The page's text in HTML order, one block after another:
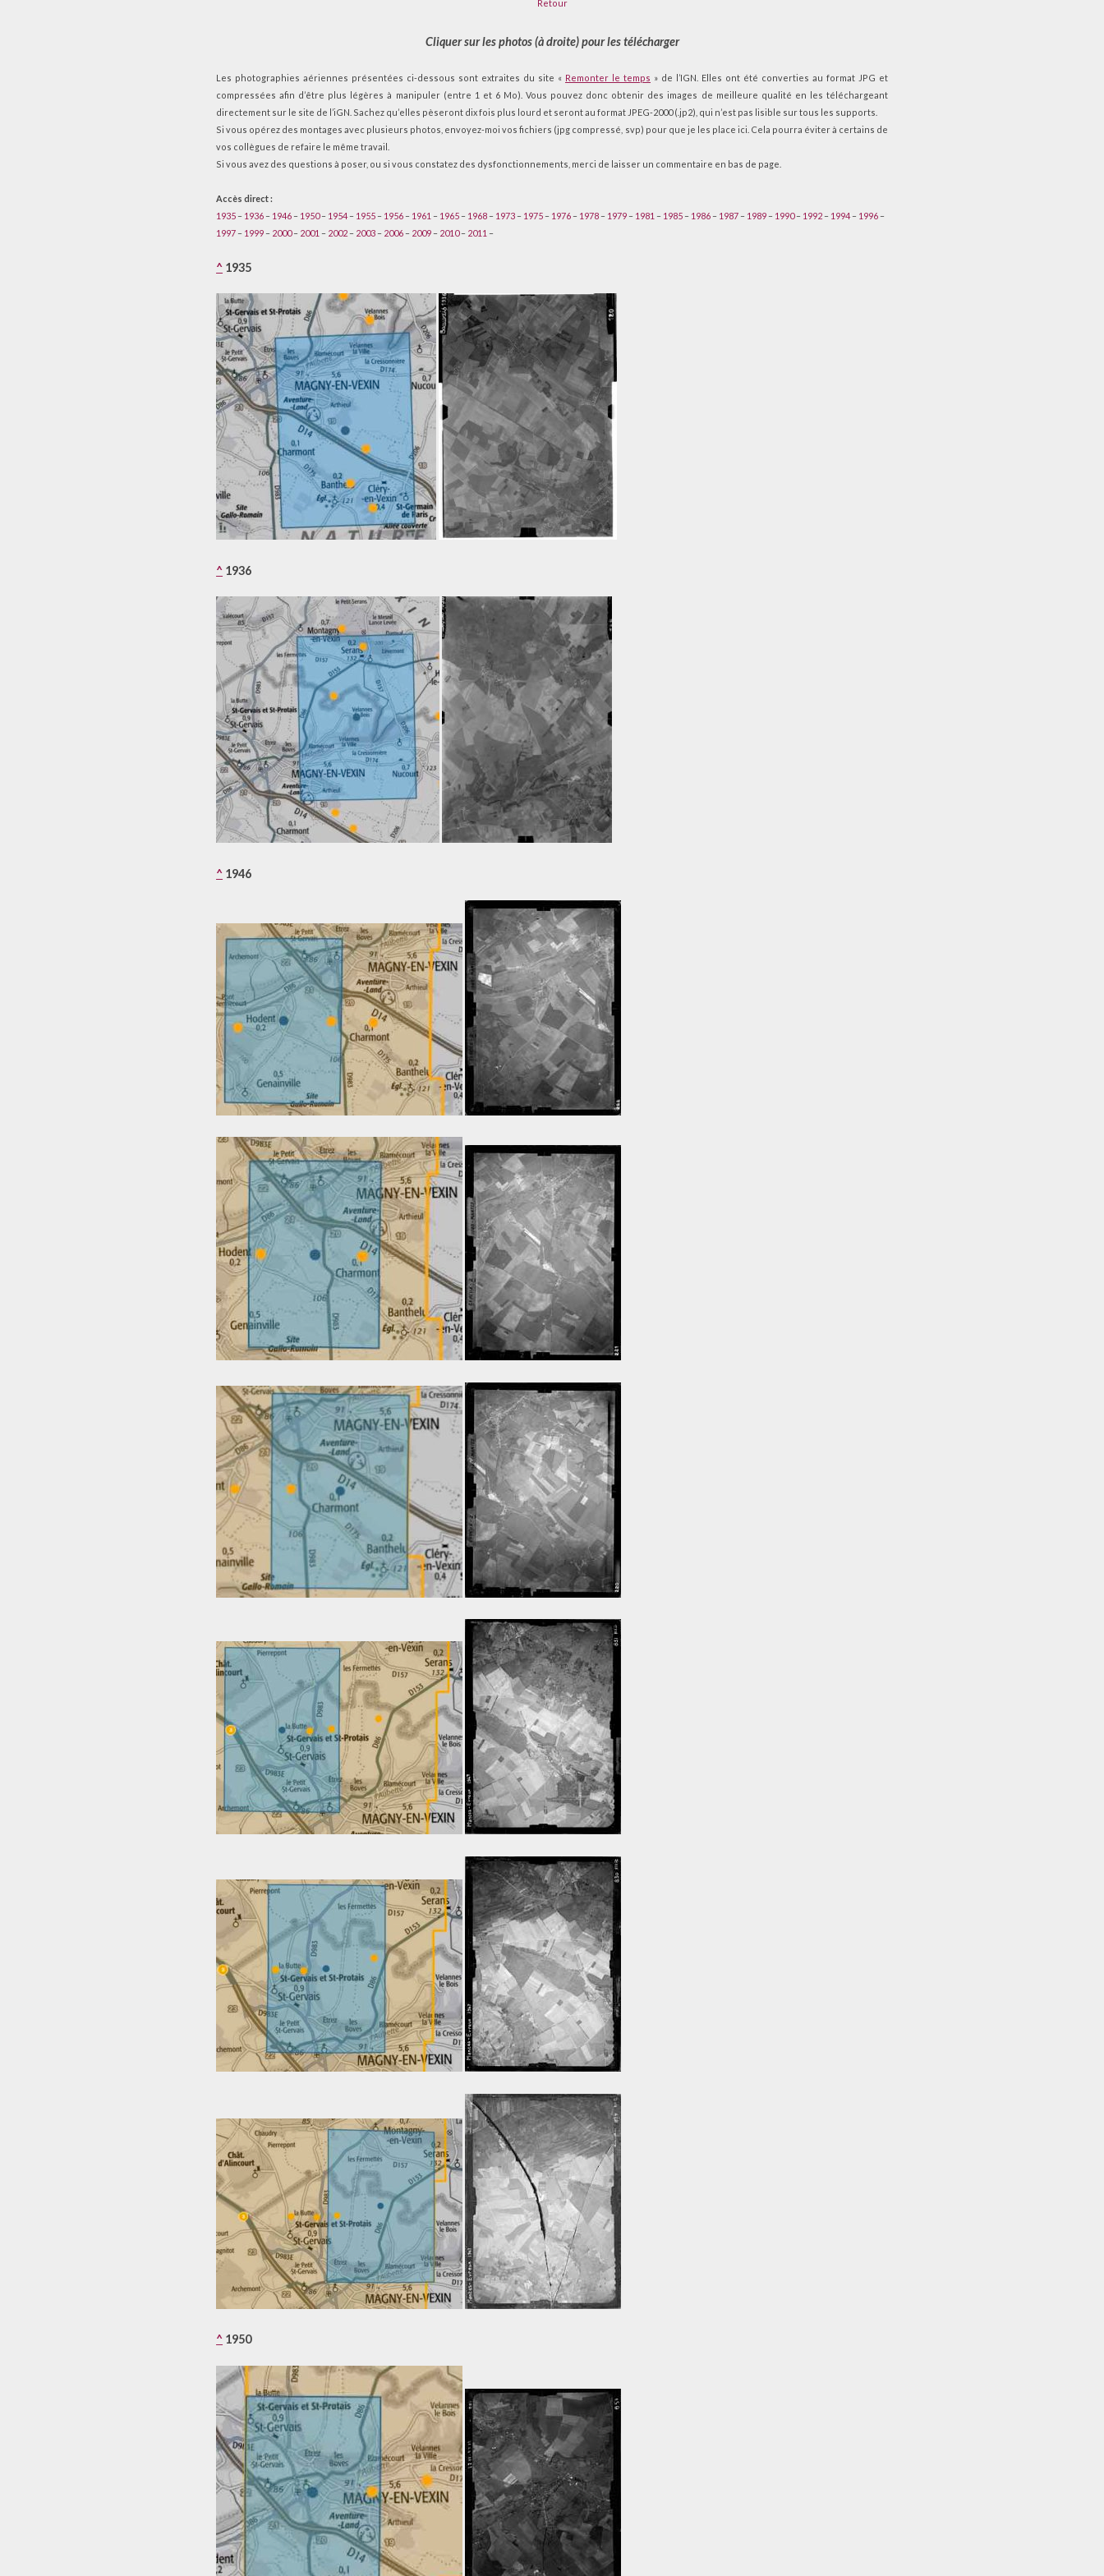
Retour
Cliquer sur les photos (à droite) pour les télécharger
Les photographies aériennes présentées ci-dessous sont extraites du site « Remonter le temps » de l’IGN. Elles ont été converties au format JPG et
compressées afin d’être plus légères à manipuler (entre 1 et 6 Mo). Vous pouvez donc obtenir des images de meilleure qualité en les téléchargeant
directement sur le site de l’iGN. Sachez qu’elles pèseront dix fois plus lourd et seront au format JPEG-2000 (.jp2), qui n’est pas lisible sur tous les supports.
Si vous opérez des montages avec plusieurs photos, envoyez-moi vos fichiers (jpg compressé, svp) pour que je les place ici. Cela pourra éviter à certains de
vos collègues de refaire le même travail.
Si vous avez des questions à poser, ou si vous constatez des dysfonctionnements, merci de laisser un commentaire en bas de page.
Accès direct :
1935 – 1936 – 1946 – 1950– 1954– 1955 – 1956 – 1961 – 1965 – 1968 – 1973 – 1975 – 1976 – 1978 – 1979 – 1981 – 1985 – 1986 – 1987 – 1989 – 1990– 1992 – 1994– 1996 –
1997 – 1999 – 2000– 2001 – 2002 – 2003 – 2006 – 2009 – 2010– 2011 –
^ 1935
^ 1936
^ 1946
^ 1950